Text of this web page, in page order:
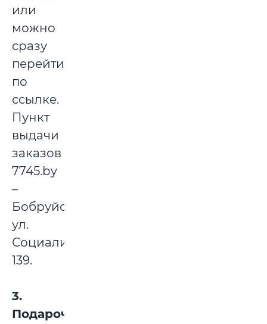
или
можно
сразу
перейти
по
ссылке.
Пункт
выдачи
заказов
7745.by
–
Бобруйск,
ул.
Социалистическая,
139.
3.
Подарочный